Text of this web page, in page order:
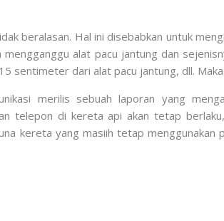
beralasan. Hal ini disebabkan untuk
alat pacu jantung dan
sentimeter dari alat pacu jantung, dll.
merilis sebuah laporan yang
telepon di kereta api akan tetap
kereta yang masiih tetap menggunakan